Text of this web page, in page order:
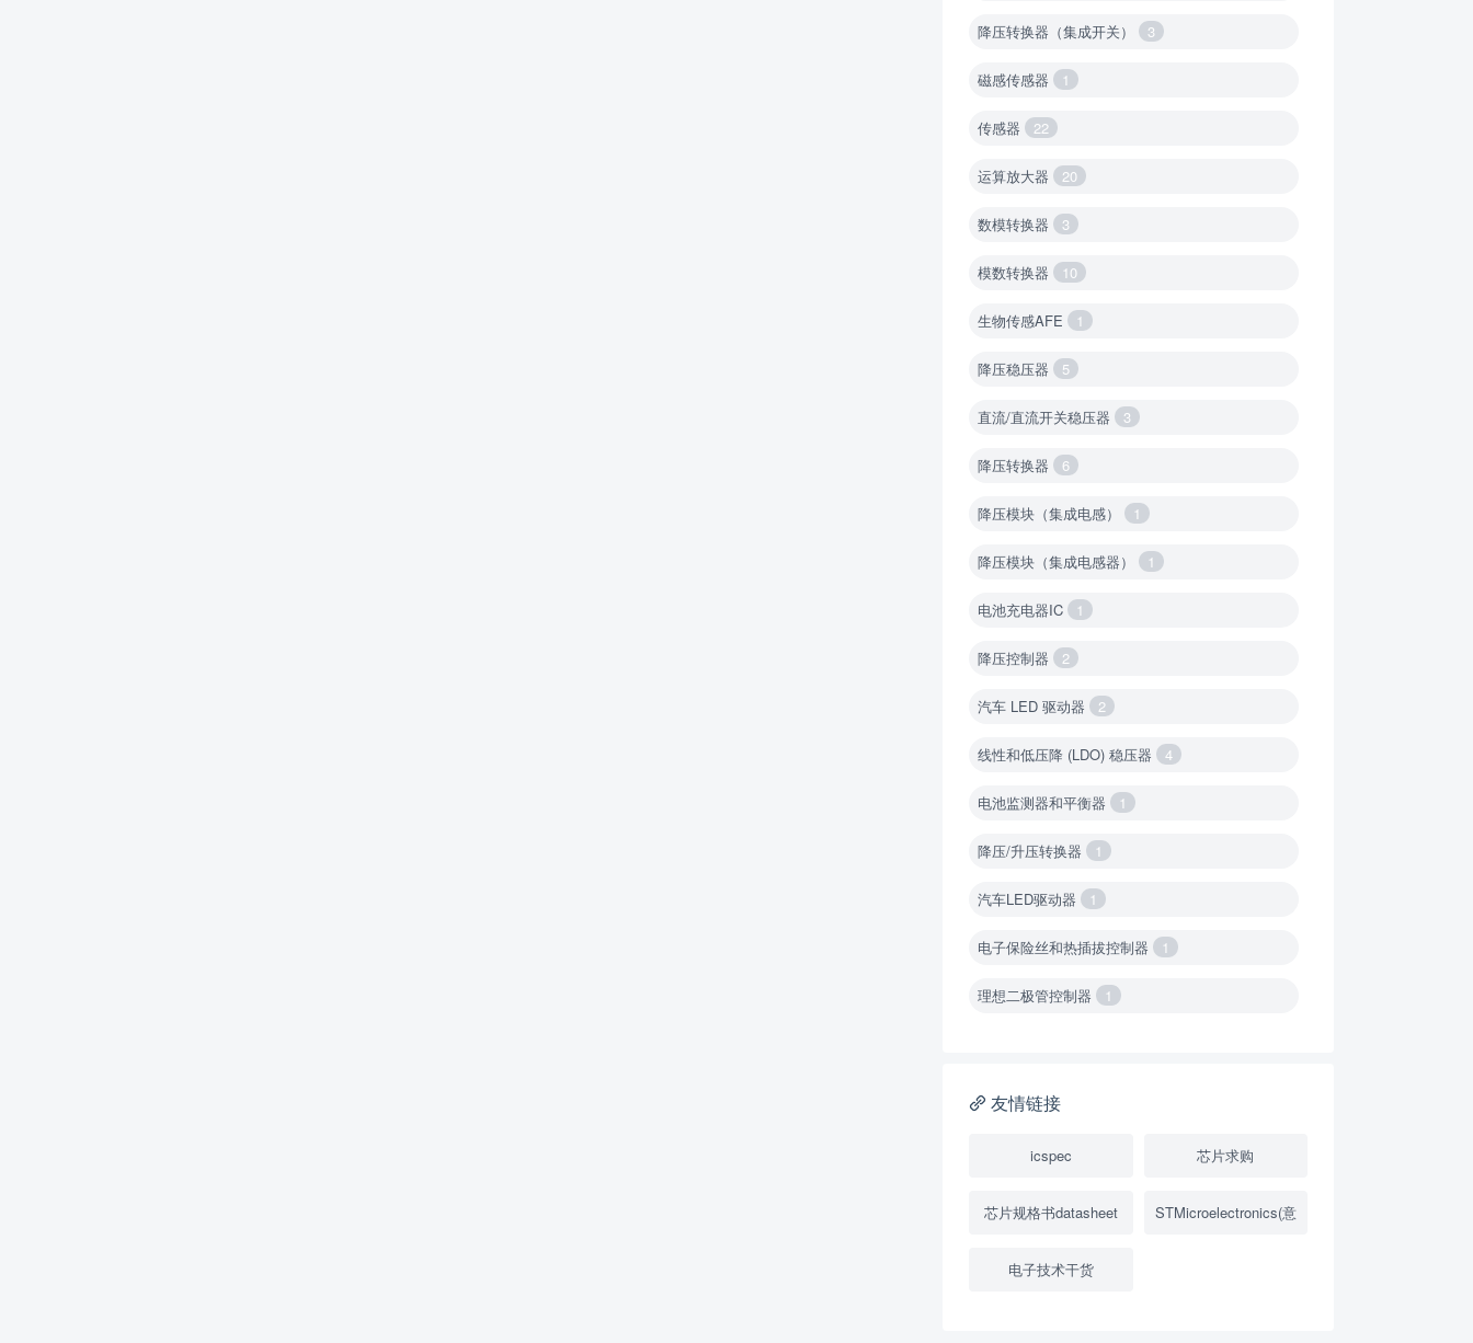
降压转换器（集成开关） 3
磁感传感器 1
传感器 22
运算放大器 20
数模转换器 3
模数转换器 10
生物传感AFE 1
降压稳压器 5
直流/直流开关稳压器 3
降压转换器 6
降压模块（集成电感） 1
降压模块（集成电感器） 1
电池充电器IC 1
降压控制器 2
汽车 LED 驱动器 2
线性和低压降 (LDO) 稳压器 4
电池监测器和平衡器 1
降压/升压转换器 1
汽车LED驱动器 1
电子保险丝和热插拔控制器 1
理想二极管控制器 1
降压转换器（继承开关）
USB隔离器 1
友情链接
icspec 芯片求购
芯片规格书datasheet STMicroelectronics(意
电子技术干货